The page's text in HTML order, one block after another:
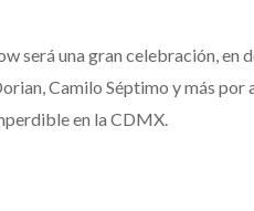
será una gran celebración, en
Camilo Séptimo y más por
en la CDMX.